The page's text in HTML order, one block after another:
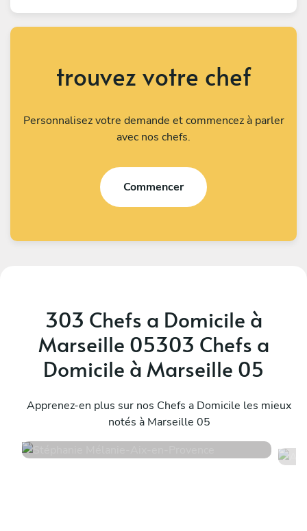
trouvez votre chef
Personnalisez votre demande et commencez à parler
avec nos chefs.
Commencer
303 Chefs a Domicile à
Marseille 05303 Chefs a
Domicile à Marseille 05
Apprenez-en plus sur nos Chefs a Domicile les mieux
notés à Marseille 05
Aix-en-Provence
90 services